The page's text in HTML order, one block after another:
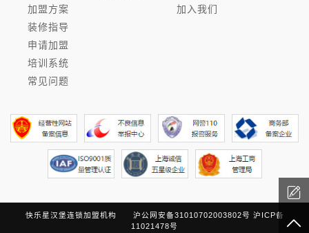
加盟方案
装修指导
申请加盟
培训系统
常见问题
加入我们
快乐星汉堡连锁加盟机构 沪公网安备31010702003802号 沪ICP备
11021478号